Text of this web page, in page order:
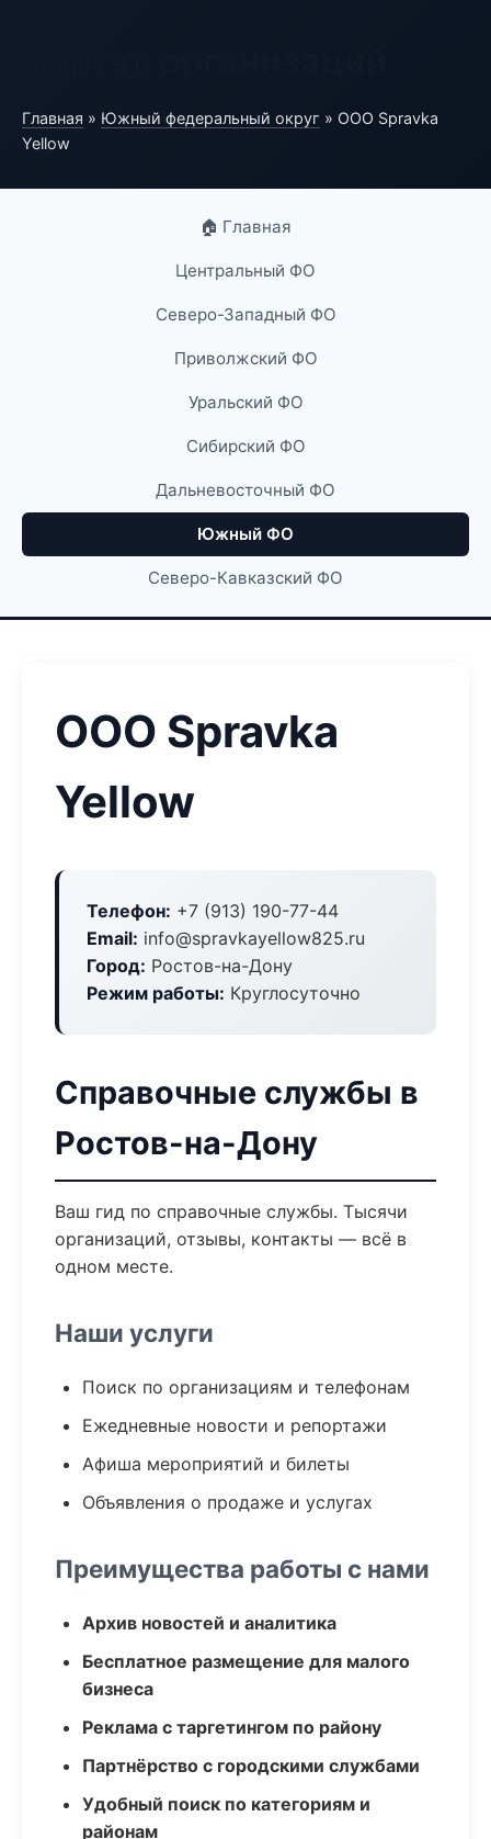
Главная » Южный федеральный округ » ООО Spravka
Yellow
🏠 Главная
Центральный ФО
Северо-Западный ФО
Приволжский ФО
Уральский ФО
Сибирский ФО
Дальневосточный ФО
Южный ФО
Северо-Кавказский ФО
ООО Spravka
Yellow
Телефон: +7 (913) 190-77-44
Email: info@spravkayellow825.ru
Город: Ростов-на-Дону
Режим работы: Круглосуточно
Справочные службы в
Ростов-на-Дону
Ваш гид по справочные службы. Тысячи
организаций, отзывы, контакты — всё в
одном месте.
Наши услуги
Поиск по организациям и телефонам
Ежедневные новости и репортажи
Афиша мероприятий и билеты
Объявления о продаже и услугах
Преимущества работы с нами
Архив новостей и аналитика
Бесплатное размещение для малого
бизнеса
Реклама с таргетингом по району
Партнёрство с городскими службами
Удобный поиск по категориям и
районам